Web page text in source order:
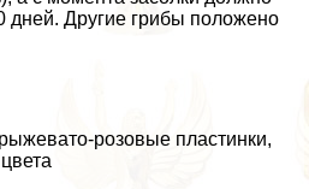
дней. Другие грибы положено
розовые пластинки,